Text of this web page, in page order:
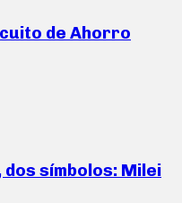
de Ahorro
símbolos: Milei